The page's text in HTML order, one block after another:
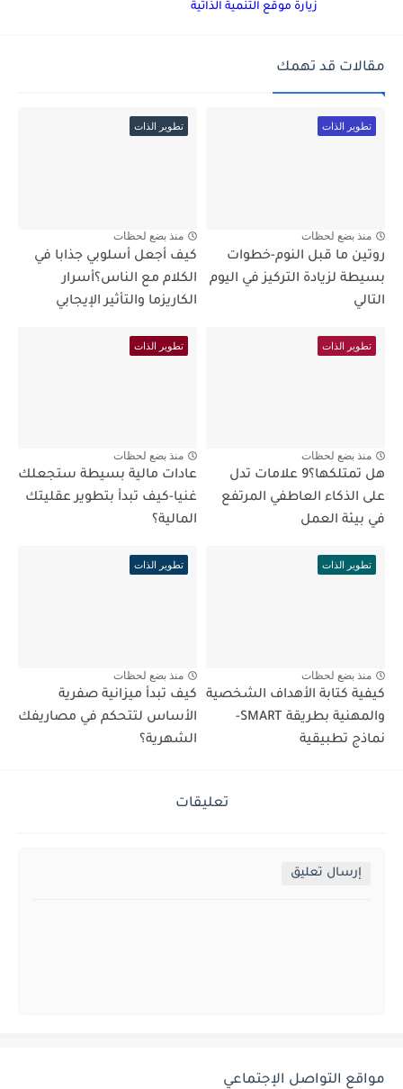
زيارة موقع التنمية الذاتية
مقالات قد تهمك
تطوير الذات
منذ بضع لحظات
روتين ما قبل النوم-خطوات
بسيطة لزيادة التركيز في اليوم
التالي
تطوير الذات
منذ بضع لحظات
كيف أجعل أسلوبي جذابا في
الكلام مع الناس؟أسرار
الكاريزما والتأثير الإيجابي
تطوير الذات
منذ بضع لحظات
هل تمتلكها؟9 علامات تدل
على الذكاء العاطفي المرتفع
في بيئة العمل
تطوير الذات
منذ بضع لحظات
عادات مالية بسيطة ستجعلك
غنيا-كيف تبدأ بتطوير عقليتك
المالية؟
تطوير الذات
منذ بضع لحظات
كيفية كتابة الأهداف الشخصية
والمهنية بطريقة SMART-
نماذج تطبيقية
تطوير الذات
منذ بضع لحظات
كيف تبدأ ميزانية صفرية
الأساس لتتحكم في مصاريفك
الشهرية؟
تعليقات
إرسال تعليق
مواقع التواصل الإجتماعي